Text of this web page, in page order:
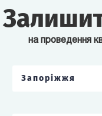
на проведення
Запоріжжя